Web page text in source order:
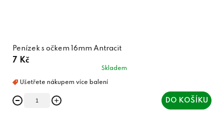
Penízek s očkem 16mm Antracit
7 Kč
Skladem
DO KOŠÍKU